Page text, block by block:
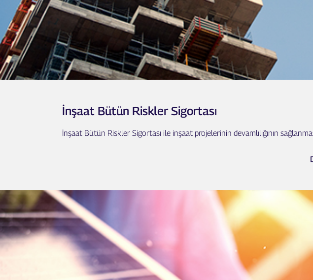
İnşaat Bütün Riskler Sigortası
İnşaat Bütün Riskler Sigortası ile inşaat projelerinin devamlılığının